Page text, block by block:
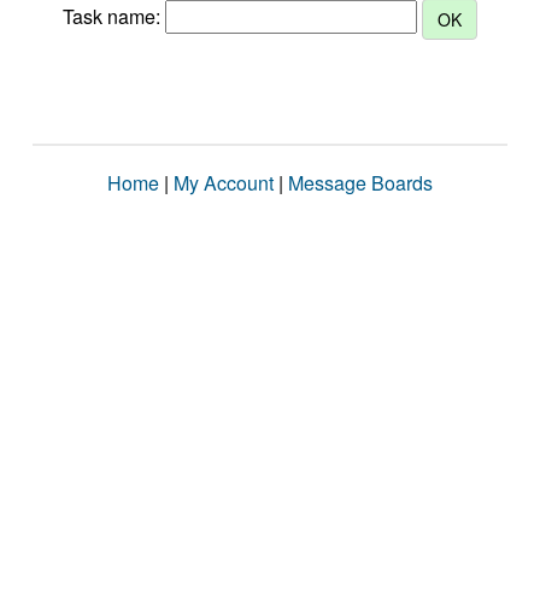
Task name:
Home | My Account | Message Boards